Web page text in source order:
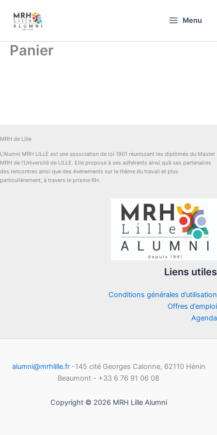
contenu
Menu
Panier
MRH de Lille
L’Alumni MRH LILLE est une association de loi 1901 réunissant les diplômés du Master
MRH de l’Université de LILLE. Elle propose à ses adhérents ainsi qu’à ses partenaires
des rencontres ainsi que des évènements sur le thème du travail et plus
particulièrement, à travers le prisme RH.
Liens utiles
Conditions générales d’utilisation
Offres d’emploi
Agenda
alumni@mrhlille.fr-145 cité Georges Calonne, 62110 Hénin
Beaumont - +33 6 76 91 06 08
Copyright © 2026 MRH Lille Alumni